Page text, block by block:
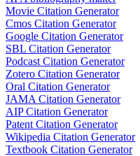
Movie Citation Generator
Cmos Citation Generator
Google Citation Generator
SBL Citation Generator
Podcast Citation Generator
Zotero Citation Generator
Oral Citation Generator
JAMA Citation Generator
AIP Citation Generator
Patent Citation Generator
Wikipedia Citation Generator
Textbook Citation Generator